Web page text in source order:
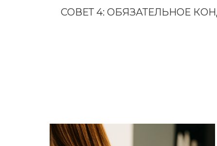
СОВЕТ 4: ОБЯЗАТЕЛЬНОЕ